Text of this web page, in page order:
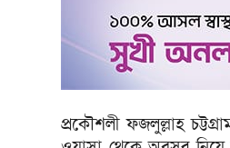
প্রকৌশলী ফজলুল্লাহ